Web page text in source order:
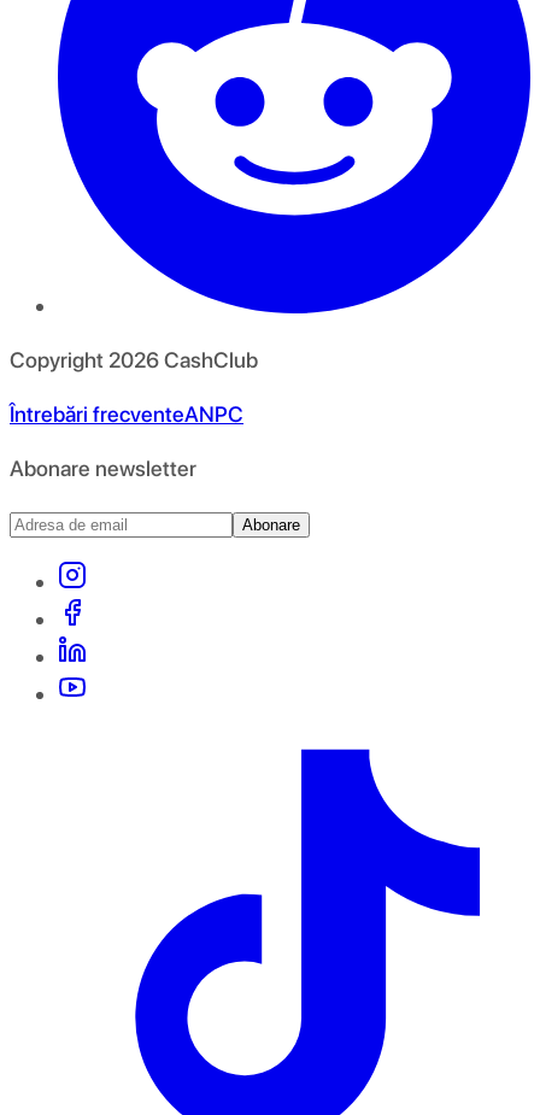
Copyright 2026CashClub
Întrebări frecventeANPC
Abonare newsletter
Abonare